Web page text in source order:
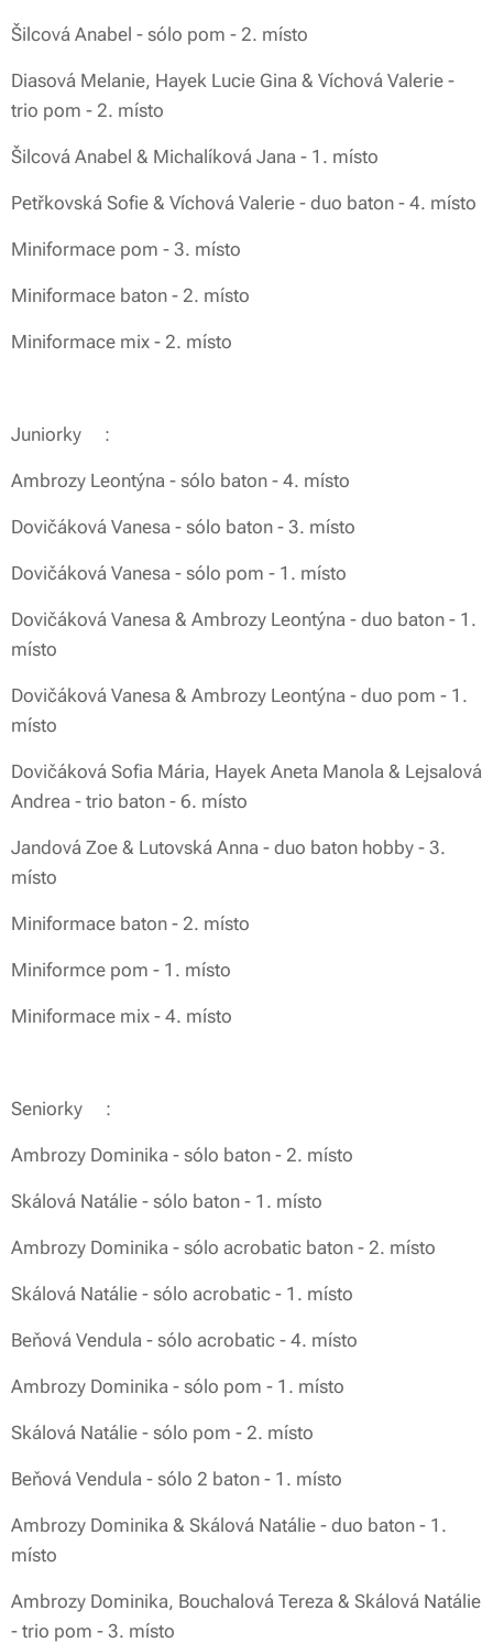
Šilcová Anabel - sólo pom - 2. místo
Diasová Melanie, Hayek Lucie Gina & Víchová Valerie -
trio pom - 2. místo
Šilcová Anabel & Michalíková Jana - 1. místo
Petřkovská Sofie & Víchová Valerie - duo baton - 4. místo
Miniformace pom - 3. místo
Miniformace baton - 2. místo
Miniformace mix - 2. místo
Juniorky💙:
Ambrozy Leontýna - sólo baton - 4. místo
Dovičáková Vanesa - sólo baton - 3. místo
Dovičáková Vanesa - sólo pom - 1. místo
Dovičáková Vanesa & Ambrozy Leontýna - duo baton - 1.
místo
Dovičáková Vanesa & Ambrozy Leontýna - duo pom - 1.
místo
Dovičáková Sofia Mária, Hayek Aneta Manola & Lejsalová
Andrea - trio baton - 6. místo
Jandová Zoe & Lutovská Anna - duo baton hobby - 3.
místo
Miniformace baton - 2. místo
Miniformce pom - 1. místo
Miniformace mix - 4. místo
Seniorky❤️:
Ambrozy Dominika - sólo baton - 2. místo
Skálová Natálie - sólo baton - 1. místo
Ambrozy Dominika - sólo acrobatic baton - 2. místo
Skálová Natálie - sólo acrobatic - 1. místo
Beňová Vendula - sólo acrobatic - 4. místo
Ambrozy Dominika - sólo pom - 1. místo
Skálová Natálie - sólo pom - 2. místo
Beňová Vendula - sólo 2 baton - 1. místo
Ambrozy Dominika & Skálová Natálie - duo baton - 1.
místo
Ambrozy Dominika, Bouchalová Tereza & Skálová Natálie
- trio pom - 3. místo